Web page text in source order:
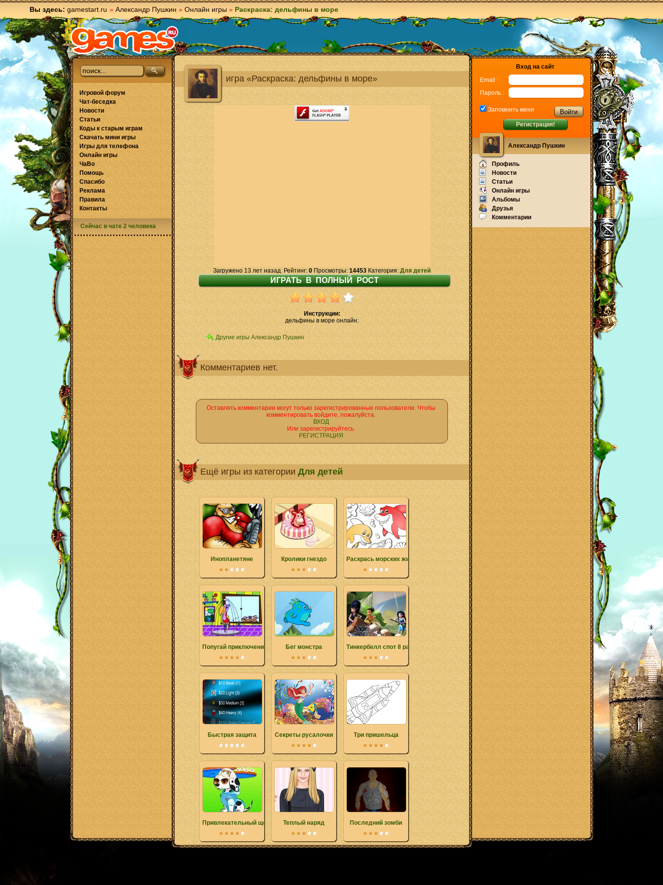
Вы здесь: gamestart.ru » Александр Пушкин » Онлайн игры » Раскраска: дельфины в море
игра «Раскраска: дельфины в море»
Загружено 13 лет назад. Рейтинг: 0 Просмотры: 14453 Категория: Для детей
Инструкции:
дельфины в море онлайн:
Другие игры Александр Пушкин
Комментариев нет.
Оставлять комментарии могут только зарегистрированные пользователи. Чтобы
комментировать войдите, пожалуйста.
ВХОД
Или зарегистрируйтесь.
РЕГИСТРАЦИЯ
Ещё игры из категории Для детей
Инопланетяне Кролики гнездо Раскрась морских жителей
Попугай приключения РаскраскаБег монстра Тинкербелл спот 8 разница
Быстрая защита Секреты русалочки Три пришельца
Привлекательный щенок Теплый наряд Последний зомби
Игровой форум
Чат-беседка
Новости
Статьи
Коды к старым играм
Скачать мини игры
Игры для телефона
Онлайн игры
ЧаВо
Помощь
Спасибо
Реклама
Правила
Контакты
Сейчас в чате 2 человека
Вход на сайт
Email :
Пароль :
Запомнить меня
Регистрация!
Александр Пушкин
Профиль
Новости
Статьи
Онлайн игры
Альбомы
Друзья
Комментарии